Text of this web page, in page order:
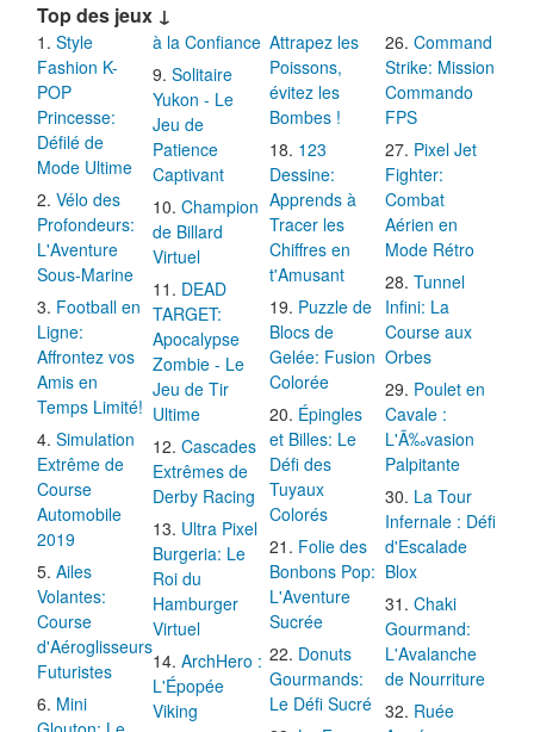
Top des jeux ↓
Style
Fashion K-
POP
Princesse:
Défilé de
Mode Ultime
Vélo des
Profondeurs:
L'Aventure
Sous-Marine
Football en
Ligne:
Affrontez vos
Amis en
Temps Limité!
Simulation
Extrême de
Course
Automobile
2019
Ailes
Volantes:
Course
d'Aéroglisseurs
Futuristes
Mini
à la Confiance
Solitaire
Yukon - Le
Jeu de
Patience
Captivant
Champion
de Billard
Virtuel
DEAD
TARGET:
Apocalypse
Zombie - Le
Jeu de Tir
Ultime
Cascades
Extrêmes de
Derby Racing
Ultra Pixel
Burgeria: Le
Roi du
Hamburger
Virtuel
ArchHero :
L'Épopée
Viking
Attrapez les
Poissons,
évitez les
Bombes !
123
Dessine:
Apprends à
Tracer les
Chiffres en
t'Amusant
Puzzle de
Blocs de
Gelée: Fusion
Colorée
Épingles
et Billes: Le
Défi des
Tuyaux
Colorés
Folie des
Bonbons Pop:
L'Aventure
Sucrée
Donuts
Gourmands:
Le Défi Sucré
Command
Strike: Mission
Commando
FPS
Pixel Jet
Fighter:
Combat
Aérien en
Mode Rétro
Tunnel
Infini: La
Course aux
Orbes
Poulet en
Cavale :
L'Ã‰vasion
Palpitante
La Tour
Infernale : Défi
d'Escalade
Blox
Chaki
Gourmand:
L'Avalanche
de Nourriture
Ruée